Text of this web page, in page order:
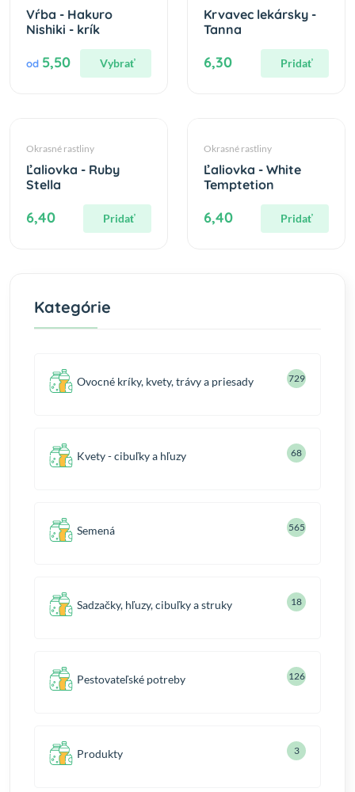
Vŕba - Hakuro
Nishiki - krík
od 5,50 Vybrať
Krvavec lekársky -
Tanna
6,30 Pridať
Okrasné rastliny
Ľaliovka - Ruby
Stella
6,40 Pridať
Okrasné rastliny
Ľaliovka - White
Temptetion
6,40 Pridať
Kategórie
Ovocné kríky, kvety, trávy a priesady 729
Kvety - cibuľky a hľuzy 68
Semená 565
Sadzačky, hľuzy, cibuľky a struky 18
Pestovateľské potreby 126
Produkty 3